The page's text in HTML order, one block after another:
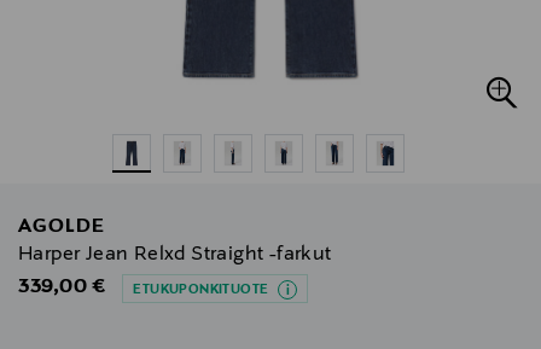
AGOLDE
Harper Jean Relxd Straight -farkut
Original Price
339,00 € ETUKUPONKITUOTE